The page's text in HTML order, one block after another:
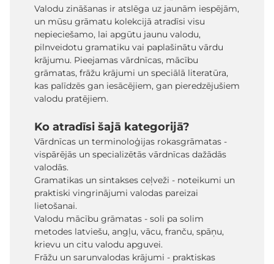
Valodu zināšanas ir atslēga uz jaunām iespējām,
un mūsu grāmatu kolekcijā atradīsi visu
nepieciešamo, lai apgūtu jaunu valodu,
pilnveidotu gramatiku vai paplašinātu vārdu
krājumu. Pieejamas vārdnīcas, mācību
grāmatas, frāžu krājumi un speciālā literatūra,
kas palīdzēs gan iesācējiem, gan pieredzējušiem
valodu pratējiem.
Ko atradīsi šajā kategorijā?
Vārdnīcas un terminoloģijas rokasgrāmatas -
vispārējās un specializētās vārdnīcas dažādās
valodās.
Gramatikas un sintakses ceļveži - noteikumi un
praktiski vingrinājumi valodas pareizai
lietošanai.
Valodu mācību grāmatas - soli pa solim
metodes latviešu, angļu, vācu, franču, spāņu,
krievu un citu valodu apguvei.
Frāžu un sarunvalodas krājumi - praktiskas